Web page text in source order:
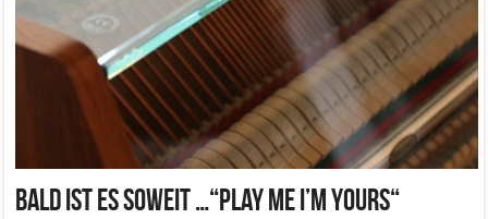
Bald ist es soweit …“Play Me I’m Yours“